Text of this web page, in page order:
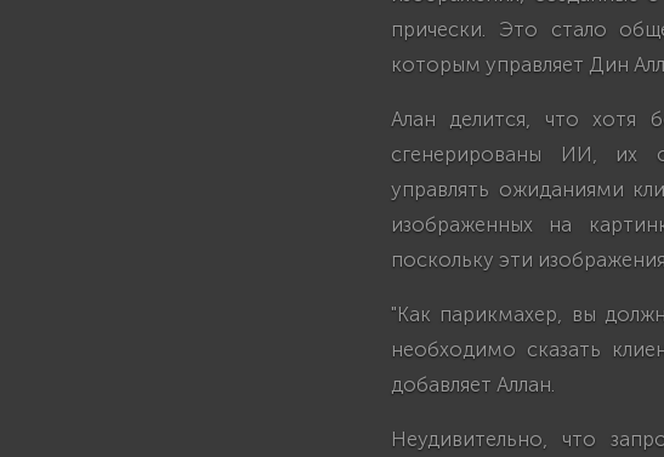
прически. Это стало
которым управляет Дин
Алан делится, что хотя
сгенерированы ИИ, их
управлять ожиданиями
изображенных на
поскольку эти
"Как парикмахер, вы
необходимо сказать
добавляет Аллан.
Неудивительно, что